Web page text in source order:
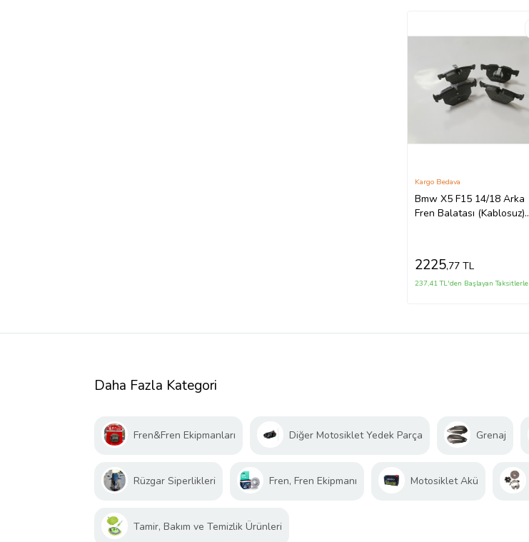
Bmw X5 F15 14/18 Arka
Fren Balatası (Kablosuz)
Kargo Bedava
2225,77 TL
237,41 TL'den Başlayan Taksitlerle
Daha Fazla Kategori
Fren&Fren Ekipmanları Diğer Motosiklet Yedek Parça Grenaj
Rüzgar Siperlikleri Fren, Fren Ekipmanı Motosiklet Akü
Tamir, Bakım ve Temizlik Ürünleri